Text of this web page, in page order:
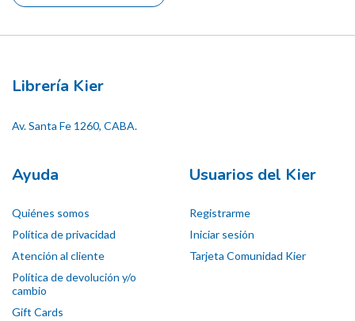
Librería Kier
Av. Santa Fe 1260, CABA.
Ayuda
Quiénes somos
Política de privacidad
Atención al cliente
Política de devolución y/o
cambio
Gift Cards
Usuarios del Kier
Registrarme
Iniciar sesión
Tarjeta Comunidad Kier